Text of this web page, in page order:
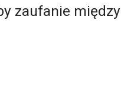
zaufanie między